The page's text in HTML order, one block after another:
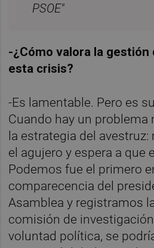
PSOE"
-¿Cómo valora la
esta crisis?
-Es lamentable. Pero es
Cuando hay un problema
la estrategia del avestruz:
el agujero y espera a que
Podemos fue el primero
comparecencia del
Asamblea y registramos
comisión de
voluntad política, se